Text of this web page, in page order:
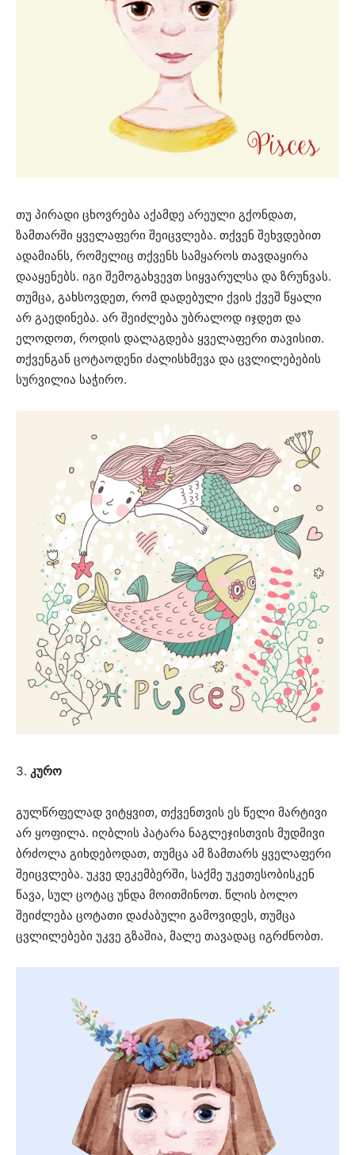
თუ პირადი ცხოვრება აქამდე არეული გქონდათ,
ზამთარში ყველაფერი შეიცვლება. თქვენ შეხვდებით
ადამიანს, რომელიც თქვენს სამყაროს თავდაყირა
დააყენებს. იგი შემოგახვევთ სიყვარულსა და ზრუნვას.
თუმცა, გახსოვდეთ, რომ დადებული ქვის ქვეშ წყალი
არ გაედინება. არ შეიძლება უბრალოდ იჯდეთ და
ელოდოთ, როდის დალაგდება ყველაფერი თავისით.
თქვენგან ცოტაოდენი ძალისხმევა და ცვლილებების
სურვილია საჭირო.
3. კურო
გულწრფელად ვიტყვით, თქვენთვის ეს წელი მარტივი
არ ყოფილა. იღბლის პატარა ნაგლეჯისთვის მუდმივი
ბრძოლა გიხდებოდათ, თუმცა ამ ზამთარს ყველაფერი
შეიცვლება. უკვე დეკემბერში, საქმე უკეთესობისკენ
წავა, სულ ცოტაც უნდა მოითმინოთ. წლის ბოლო
შეიძლება ცოტათი დაძაბული გამოვიდეს, თუმცა
ცვლილებები უკვე გზაშია, მალე თავადაც იგრძნობთ.